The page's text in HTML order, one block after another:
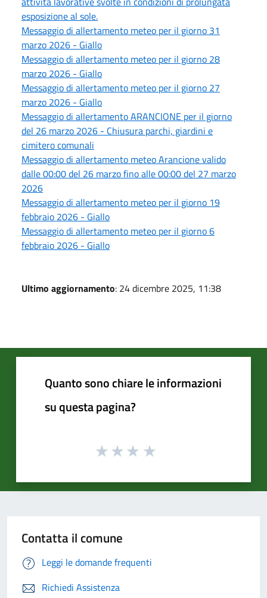
esposizione al sole.
Messaggio di allertamento meteo per il giorno 31
marzo 2026 - Giallo
Messaggio di allertamento meteo per il giorno 28
marzo 2026 - Giallo
Messaggio di allertamento meteo per il giorno 27
marzo 2026 - Giallo
Messaggio di allertamento ARANCIONE per il giorno
del 26 marzo 2026 - Chiusura parchi, giardini e
cimitero comunali
Messaggio di allertamento meteo Arancione valido
dalle 00:00 del 26 marzo fino alle 00:00 del 27 marzo
2026
Messaggio di allertamento meteo per il giorno 19
febbraio 2026 - Giallo
Messaggio di allertamento meteo per il giorno 6
febbraio 2026 - Giallo
Ultimo aggiornamento: 24 dicembre 2025, 11:38
Quanto sono chiare le informazioni
su questa pagina?
Contatta il comune
Leggi le domande frequenti
Richiedi Assistenza